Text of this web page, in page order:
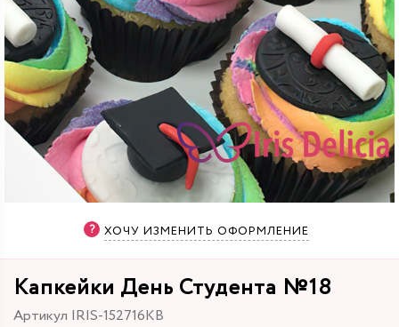
ХОЧУ ИЗМЕНИТЬ ОФОРМЛЕНИЕ
Капкейки День Студента №18
Артикул IRIS-152716KB